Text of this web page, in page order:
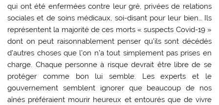
qui ont été enfermées contre leur gré, privées de relations
sociales et de soins médicaux, soi-disant pour leur bien… Ils
représentent la majorité de ces morts « suspects Covid-19 »
dont on peut raisonnablement penser qu’ils sont décédés
d’autres choses que l’on n’a tout simplement pas prises en
charge. Chaque personne à risque devrait être libre de se
protéger comme bon lui semble. Les experts et le
gouvernement semblent ignorer que beaucoup de nos
aînés préféraient mourir heureux et entourés que de vivre